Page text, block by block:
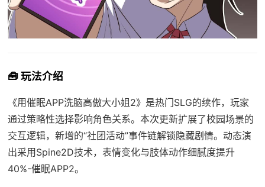
🧰 玩法介绍
《用催眠APP洗脑高傲大小姐2》是热门SLG的续作，玩家
通过策略性选择影响角色关系。本次更新扩展了校园场景的
交互逻辑，新增的“社团活动”事件链解锁隐藏剧情。动态演
出采用Spine2D技术，表情变化与肢体动作细腻度提升
40%-催眠APP2。